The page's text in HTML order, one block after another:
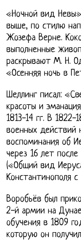
«Ночной вид
выше, по стилю
Жозефа Верне.
выполненные
раскрывают М. Н.
«Осенняя ночь в
Шеллинг писал:
красоты и
1813-14 гг. В 1822-
военных действий
воспоминания об
через 16 лет
(«Общий вид
Константинополя с
Воробьёв был
2-й армии на
обучения в 1809
которую он